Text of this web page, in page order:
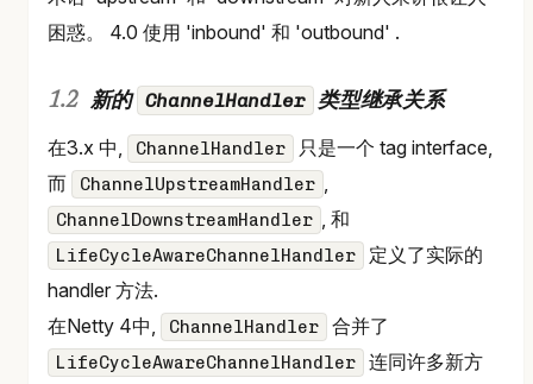
困惑。 4.0 使用 'inbound' 和 'outbound' .
新的 ChannelHandler 类型继承关系
在3.x 中, ChannelHandler
只是一个 tag interface,
而
ChannelUpstreamHandler ,
ChannelDownstreamHandler , 和
LifeCycleAwareChannelHandler
定义了实际的
handler 方法.
在Netty 4中,
ChannelHandler 合并了
LifeCycleAwareChannelHandler
连同许多新方